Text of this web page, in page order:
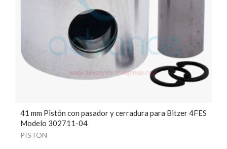
41 mm Pistón con pasador y cerradura para Bitzer 4FES
Modelo 302711-04
PISTON